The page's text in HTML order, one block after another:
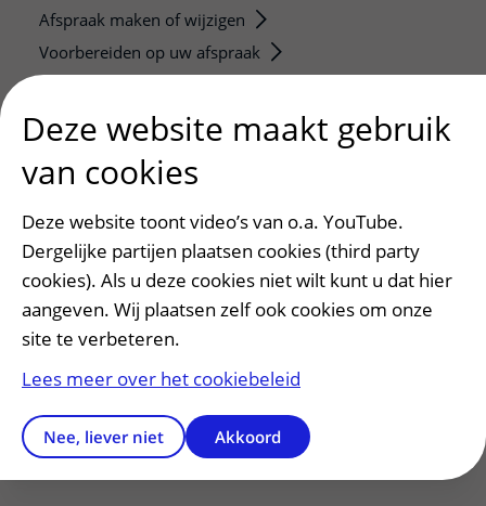
Afspraak maken of wijzigen
Voorbereiden op uw afspraak
Opvragen kopie dossier
De Nieuwe Utrechtse School
Stage en opleidingsplaatsen
Research
Strategic programs
Researchers
Research technologies
Deze website maakt gebruik
van cookies
Deze website toont video’s van o.a. YouTube.
Dergelijke partijen plaatsen cookies (third party
cookies). Als u deze cookies niet wilt kunt u dat hier
aangeven. Wij plaatsen zelf ook cookies om onze
site te verbeteren.
Lees meer over het cookiebeleid
Nee, liever niet Akkoord